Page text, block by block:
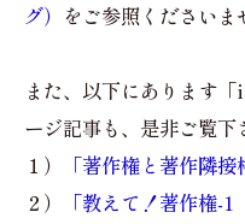
グ） をご参照くださいま
また、以下にあります
ージ記事も、是非ご覧下
１）
「著作権と著作隣接
２）
「教えて！著作権-1